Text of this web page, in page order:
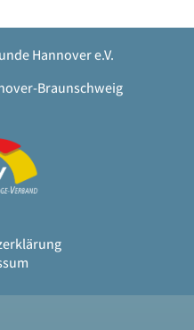
Hannover e.V.
Braunschweig